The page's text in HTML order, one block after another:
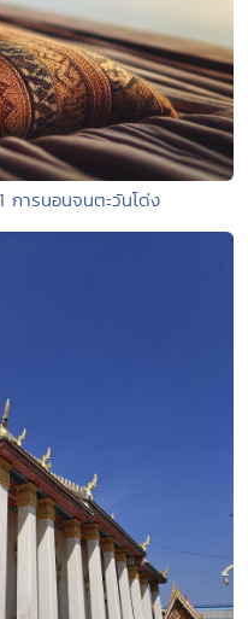
การนอนจนตะวันโด่ง